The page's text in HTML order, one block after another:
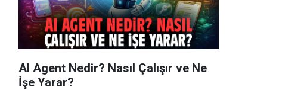
AI Agent Nedir? Nasıl Çalışır ve Ne
İşe Yarar?